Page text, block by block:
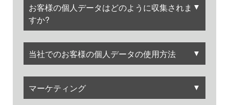
お客様の個人データはどのように収集されま
すか?
▼
当社でのお客様の個人データの使用方法 ▼
マーケティング ▼